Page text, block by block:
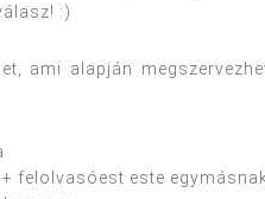
:)
ami alapján
felolvasóest este